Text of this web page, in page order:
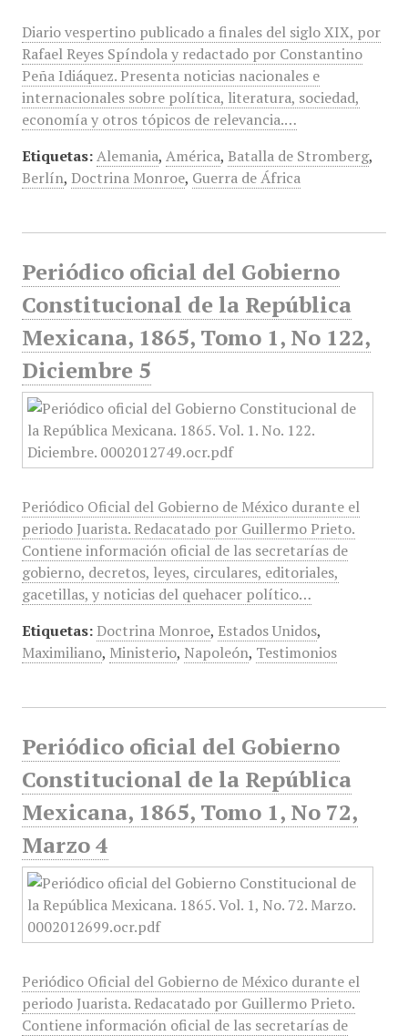
Diario vespertino publicado a finales del siglo XIX, por
Rafael Reyes Spíndola y redactado por Constantino
Peña Idiáquez. Presenta noticias nacionales e
internacionales sobre política, literatura, sociedad,
economía y otros tópicos de relevancia.…
Etiquetas: Alemania, América, Batalla de Stromberg,
Berlín, Doctrina Monroe, Guerra de África
Periódico oficial del Gobierno
Constitucional de la República
Mexicana, 1865, Tomo 1, No 122,
Diciembre 5
Periódico Oficial del Gobierno de México durante el
periodo Juarista. Redacatado por Guillermo Prieto.
Contiene información oficial de las secretarías de
gobierno, decretos, leyes, circulares, editoriales,
gacetillas, y noticias del quehacer político…
Etiquetas: Doctrina Monroe, Estados Unidos,
Maximiliano, Ministerio, Napoleón, Testimonios
Periódico oficial del Gobierno
Constitucional de la República
Mexicana, 1865, Tomo 1, No 72,
Marzo 4
Periódico Oficial del Gobierno de México durante el
periodo Juarista. Redacatado por Guillermo Prieto.
Contiene información oficial de las secretarías de